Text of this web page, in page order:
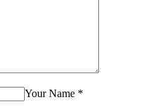
Your Name *